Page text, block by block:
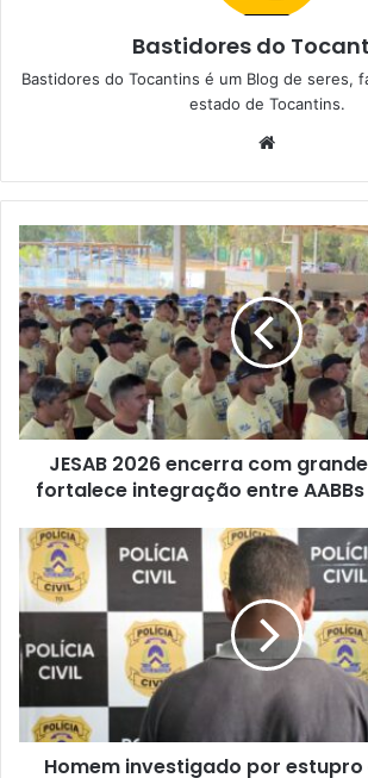
Bastidores do
Bastidores do Tocantins é um Blog de seres,
estado de Tocantins.
b
s
i
t
e
JESAB 2026 encerra com
fortalece integração entre
Homem investigado por